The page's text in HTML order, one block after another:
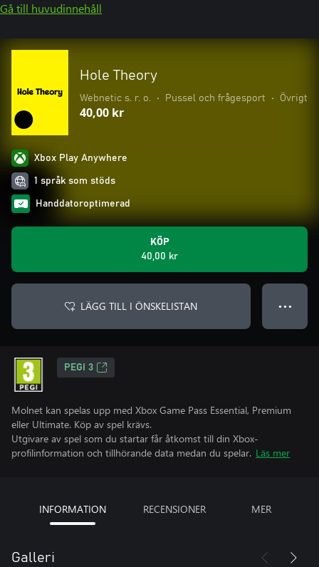
Gå till huvudinnehåll
Hole Theory
Webnetic s. r. o. • Pussel och frågesport • Övrigt
40,00 kr
Xbox Play Anywhere
1 språk som stöds
Handdatoroptimerad
KÖP
40,00 kr
LÄGG TILL I ÖNSKELISTAN ● ● ●
PEGI 3
Molnet kan spelas upp med Xbox Game Pass Essential, Premium
eller Ultimate. Köp av spel krävs.
Utgivare av spel som du startar får åtkomst till din Xbox-
profilinformation och tillhörande data medan du spelar. Läs mer
INFORMATION RECENSIONER MER
Galleri